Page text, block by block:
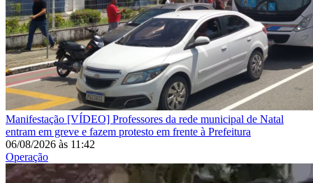
Manifestação [VÍDEO] Professores da rede municipal de Natal
entram em greve e fazem protesto em frente à Prefeitura
06/08/2026 às 11:42
Operação